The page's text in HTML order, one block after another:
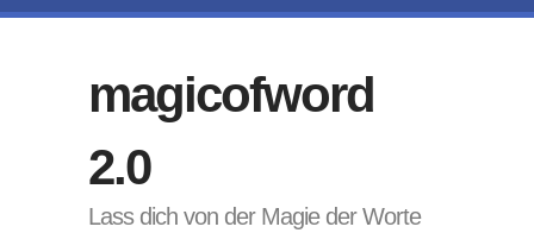
magicofword
2.0
Lass dich von der Magie der Worte